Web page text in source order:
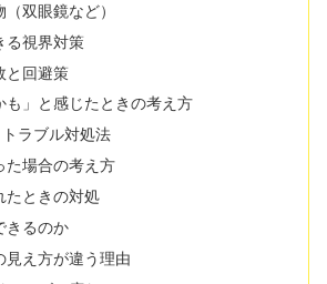
双眼鏡など）
る視界対策
と回避策
も」と感じたときの考え方
ラブル対処法
た場合の考え方
たときの対処
きるのか
見え方が違う理由